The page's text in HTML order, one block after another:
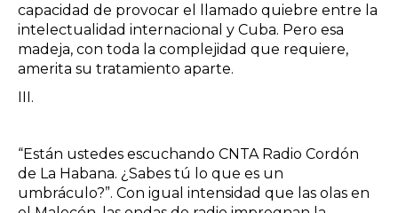
capacidad de provocar el llamado quiebre entre la
intelectualidad internacional y Cuba. Pero esa
madeja, con toda la complejidad que requiere,
amerita su tratamiento aparte.
III.
“Están ustedes escuchando CNTA Radio Cordón
de La Habana. ¿Sabes tú lo que es un
umbráculo?”. Con igual intensidad que las olas en